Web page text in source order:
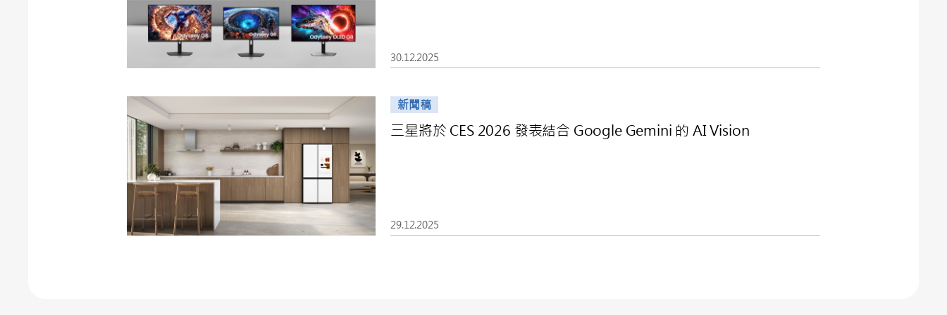
30.12.2025
新聞稿
三星將於 CES 2026 發表結合 Google Gemini 的 AI Vision
29.12.2025